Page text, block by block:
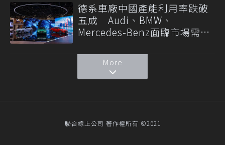
德系車廠中國產能利用率跌破
五成 Audi、BMW、
Mercedes-Benz面臨市場需求
More
聯合線上公司 著作權所有 ©2021